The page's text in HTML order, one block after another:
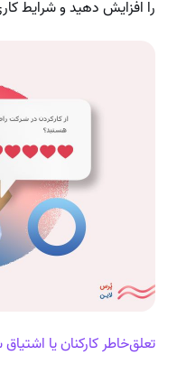
را افزایش دهید و شرایط
تعلق‌خاطر کارکنان یا